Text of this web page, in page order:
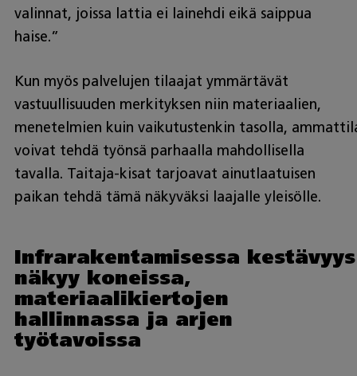
valinnat, joissa lattia ei lainehdi eikä saippua
haise.”
Kun myös palvelujen tilaajat ymmärtävät
vastuullisuuden merkityksen niin materiaalien,
menetelmien kuin vaikutustenkin tasolla,
voivat tehdä työnsä parhaalla mahdollisella
tavalla. Taitaja-kisat tarjoavat ainutlaatuisen
paikan tehdä tämä näkyväksi laajalle yleisölle.
Infrarakentamisessa kestävyys
näkyy koneissa,
materiaalikiertojen
hallinnassa ja arjen
työtavoissa